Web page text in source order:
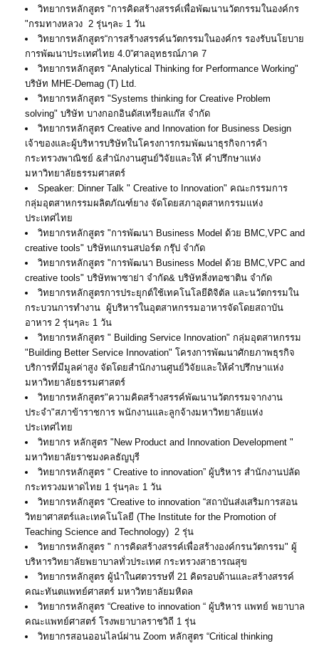
วิทยากรหลักสูตร "การคิดสร้างสรรค์เพื่อพัฒนานวัตกรรมในองค์กร
"กรมทางหลวง 2 รุ่นๆละ 1 วัน
วิทยากรหลักสูตร“การสร้างสรรค์นวัตกรรมในองค์กร รองรับนโยบาย
การพัฒนาประเทศไทย 4.0”ศาลอุทธรณ์ภาค 7
วิทยากรหลักสูตร "Analytical Thinking for Performance Working"
บริษัท MHE-Demag (T) Ltd.
วิทยากรหลักสูตร "Systems thinking for Creative Problem
solving" บริษัท บางกอกอินดัสเทรียลแก๊ส จำกัด
วิทยากรหลักสูตร Creative and Innovation for Business Design
เจ้าของและผู้บริหารบริษัทในโครงการกรมพัฒนาธุรกิจการค้า
กระทรวงพาณิชย์ &สํานักงานศูนย์วิจัยและให้ คําปรึกษาแห่ง
มหาวิทยาลัยธรรมศาสตร์
Speaker: Dinner Talk " Creative to Innovation" คณะกรรมการ
กลุ่มอุตสาหกรรมผลิตภัณฑ์ยาง จัดโดยสภาอุตสาหกรรมแห่ง
ประเทศไทย
วิทยากรหลักสูตร "การพัฒนา Business Model ด้วย BMC,VPC and
creative tools" บริษัทแกรนสปอร์ต กรุ๊ป จำกัด
วิทยากรหลักสูตร "การพัฒนา Business Model ด้วย BMC,VPC and
creative tools" บริษัทพาซาย่า จำกัด& บริษัทสิ่งทอซาติน จำกัด
วิทยากรหลักสูตรการประยุกต์ใช้เทคโนโลยีดิจิตัล และนวัตกรรมใน
กระบวนการทำงาน ผู้บริหารในอุตสาหกรรมอาหารจัดโดยสถาบัน
อาหาร 2 รุ่นๆละ 1 วัน
วิทยากรหลักสูตร " Building Service Innovation" กลุ่มอุตสาหกรรม
"Building Better Service Innovation" โครงการพัฒนาศักยภาพธุรกิจ
บริการที่มีมูลค่าสูง จัดโดยสำนักงานศูนย์วิจัยและให้คำปรึกษาแห่ง
มหาวิทยาลัยธรรมศาสตร์
วิทยากรหลักสูตร"ความคิดสร้างสรรค์พัฒนานวัตกรรมจากงาน
ประจำ"สภาข้าราชการ พนักงานและลูกจ้างมหาวิทยาลัยแห่ง
ประเทศไทย
วิทยากร หลักสูตร "New Product and Innovation Development "
มหาวิทยาลัยราชมงคลธัญบุรี
วิทยากรหลักสูตร “ Creative to innovation” ผู้บริหาร สำนักงานปลัด
กระทรวงมหาดไทย 1 รุ่นๆละ 1 วัน
วิทยากรหลักสูตร “Creative to innovation “สถาบันส่งเสริมการสอน
วิทยาศาสตร์และเทคโนโลยี (The Institute for the Promotion of
Teaching Science and Technology) 2 รุ่น
วิทยากรหลักสูตร " การคิดสร้างสรรค์เพื่อสร้างองค์กรนวัตกรรม" ผู้
บริหารวิทยาลัยพยาบาลทั่วประเทศ กระทรวงสาธารณสุข
วิทยากรหลักสูตร ผู้นำในศตวรรษที่ 21 คิดรอบด้านและสร้างสรรค์
คณะทันตแพทย์ศาสตร์ มหาวิทยาลัยมหิดล
วิทยากรหลักสูตร “Creative to innovation “ ผู้บริหาร แพทย์ พยาบาล
คณะแพทย์ศาสตร์ โรงพยาบาลราชวิถี 1 รุ่น
วิทยากรสอนออนไลน์ผ่าน Zoom หลักสูตร “Critical thinking